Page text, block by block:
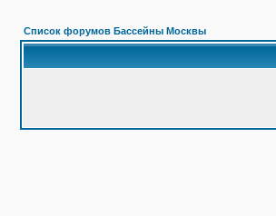
Список форумов Бассейны Москвы